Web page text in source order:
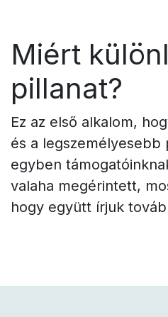
Miért
pillanat?
Ez az első alkalom,
és a legszemélyesebb
egyben
valaha megérintett,
hogy együtt írjuk